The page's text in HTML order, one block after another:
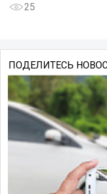
25
ПОДЕЛИТЕСЬ